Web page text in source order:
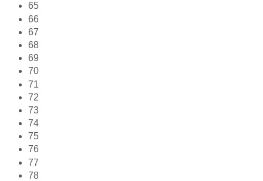
65
66
67
68
69
70
71
72
73
74
75
76
77
78